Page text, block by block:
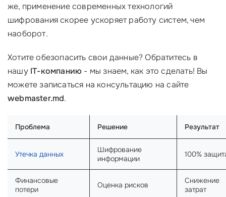
же, применение современных технологий
шифрования скорее ускоряет работу систем, чем
наоборот.
Хотите обезопасить свои данные? Обратитесь в
нашу IT-компанию - мы знаем, как это сделать! Вы
можете записаться на консультацию на сайте
webmaster.md.
Проблема Решение Результат
Утечка данных
Шифрование
информации
100%
Финансовые
потери
Оценка рисков
Снижение
затрат